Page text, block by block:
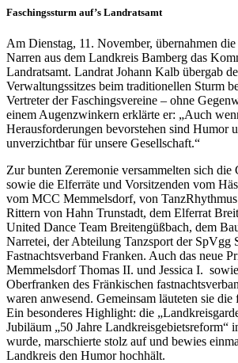
Faschingssturm auf’s Landratsamt
Am Dienstag, 11. November, übernahmen
Narren aus dem Landkreis Bamberg das
Landratsamt. Landrat Johann Kalb übergab
Verwaltungssitzes beim traditionellen Sturm
Vertreter der Faschingsvereine – ohne
einem Augenzwinkern erklärte er: „Auch
Herausforderungen bevorstehen sind Humor
unverzichtbar für unsere Gesellschaft.“
Zur bunten Zeremonie versammelten sich die
sowie die Elferräte und Vorsitzenden vom
vom MCC Memmelsdorf, von
Rittern von Hahn Trunstadt, dem Elferrat
United Dance Team Breitengüßbach, dem
Narretei, der Abteilung Tanzsport der SpVgg
Fastnachtsverband Franken. Auch das neue
Memmelsdorf Thomas II. und Jessica I.
Oberfranken des Fränkischen
waren anwesend. Gemeinsam läuteten sie die
Ein besonderes Highlight: die
Jubiläum „50 Jahre Landkreisgebietsreform“
wurde, marschierte stolz auf und bewies
Landkreis den Humor hochhält.